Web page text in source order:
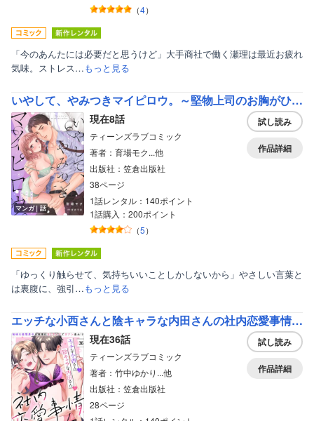
（4）
「今のあんたには必要だと思うけど」大手商社で働く瀬理は最近お疲れ
気味。ストレス…もっと見る
いやして、やみつきマイピロウ。～堅物上司のお胸がひかえめにいって神でした～【分冊版】
マンガ｜話
現在8話
ティーンズラブコミック
著者：育場モク...他
出版社：笠倉出版社
38ページ
1話レンタル：140ポイント
1話購入：200ポイント
（5）
試し読み
作品詳細
「ゆっくり触らせて、気持ちいいことしかしないから」やさしい言葉と
は裏腹に、強引…もっと見る
エッチな小西さんと陰キャラな内田さんの社内恋愛事情～地味な経理男子の身体はXLサイズでガテン並み！？～【分冊版】
現在36話
ティーンズラブコミック
著者：竹中ゆかり...他
出版社：笠倉出版社
28ページ
試し読み
作品詳細